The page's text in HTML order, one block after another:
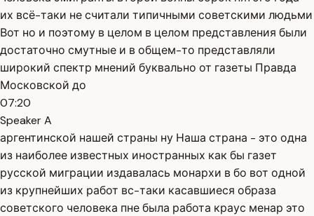
их всё-таки не считали типичными советскими людьми
Вот но и поэтому в целом в целом представления были
достаточно смутные и в общем-то представляли
широкий спектр мнений буквально от газеты Правда
Московской до
07:20
Speaker A
аргентинской нашей страны ну Наша страна - это одна
из наиболее известных иностранных как бы газет
русской миграции издавалась монархи в бо вот одной
из крупнейших работ вс-таки касавшиеся образа
советского человека пне была работа краус менар это